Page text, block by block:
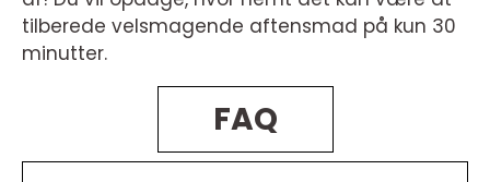
tilberede velsmagende aftensmad på kun 30
minutter.
FAQ